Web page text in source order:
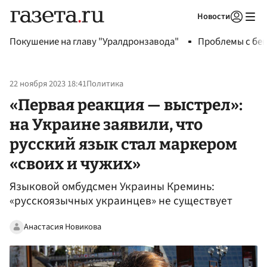
Новости
Покушение на главу "Уралдронзавода" Проблемы с
22 ноября 2023 18:41Политика
«Первая реакция — выстрел»:
на Украине заявили, что
русский язык стал маркером
«своих и чужих»
Языковой омбудсмен Украины Креминь:
«русскоязычных украинцев» не существует
Анастасия Новикова